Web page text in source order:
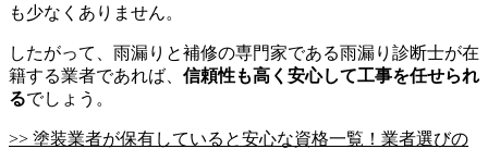
も少なくありません。
したがって、雨漏りと補修の専門家である雨漏り診断士が在
籍する業者であれば、 信頼性も高く安心して工事を任せられ
るでしょう。
>> 塗装業者が保有していると安心な資格一覧！業者選びの